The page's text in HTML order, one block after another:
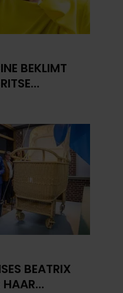
BEKLIMT
BEATRIX